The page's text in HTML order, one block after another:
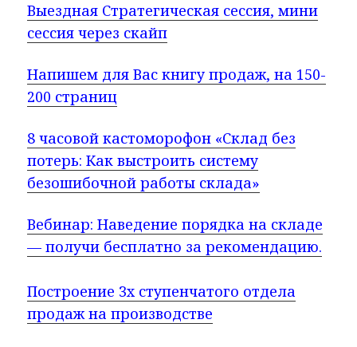
Выездная Стратегическая сессия, мини
сессия через скайп
Напишем для Вас книгу продаж, на 150-
200 страниц
8 часовой кастоморофон «Склад без
потерь: Как выстроить систему
безошибочной работы склада»
Вебинар: Наведение порядка на складе
— получи бесплатно за рекомендацию.
Построение 3х ступенчатого отдела
продаж на производстве